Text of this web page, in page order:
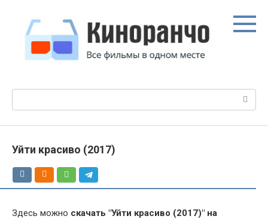
контенту
Уйти красиво (2017)
Здесь можно скачать "Уйти красиво (2017)" на